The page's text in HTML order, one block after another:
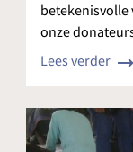
betekenisvolle
onze
Lees verder